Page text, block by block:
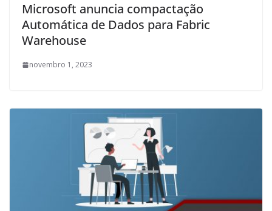
Microsoft anuncia compactação
Automática de Dados para Fabric
Warehouse
novembro 1, 2023